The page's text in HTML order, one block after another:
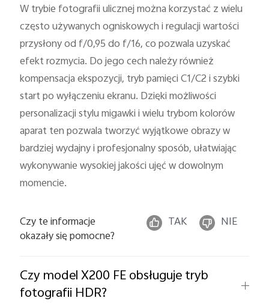
W trybie fotografii ulicznej można korzystać z wielu
często używanych ogniskowych i regulacji wartości
przysłony od f/0,95 do f/16, co pozwala uzyskać
efekt rozmycia. Do jego cech należy również
kompensacja ekspozycji, tryb pamięci C1/C2 i szybki
start po wyłączeniu ekranu. Dzięki możliwości
personalizacji stylu migawki i wielu trybom kolorów
aparat ten pozwala tworzyć wyjątkowe obrazy w
bardziej wydajny i profesjonalny sposób, ułatwiając
wykonywanie wysokiej jakości ujęć w dowolnym
momencie.
Czy te informacje
okazały się pomocne?
TAK NIE
Czy model X200 FE obsługuje tryb
fotografii HDR?